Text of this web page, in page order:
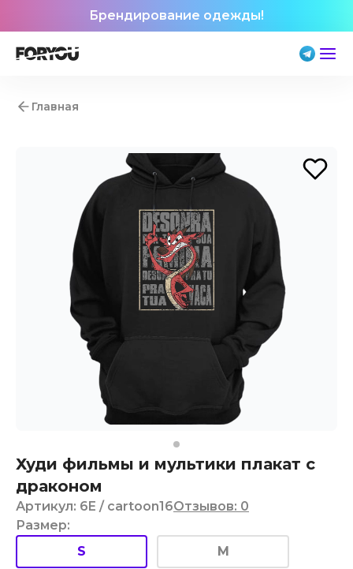
Брендирование одежды!
Главная
Худи фильмы и мультики плакат с
драконом
Артикул: 6E / cartoon16Отзывов: 0
Размер:
S
M